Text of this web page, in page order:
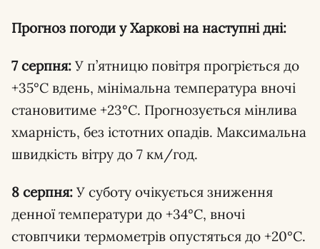
Прогноз погоди у Харкові на наступні дні:
7 серпня: У п’ятницю повітря прогріється до
+35°C вдень, мінімальна температура вночі
становитиме +23°C. Прогнозується мінлива
хмарність, без істотних опадів. Максимальна
швидкість вітру до 7 км/год.
8 серпня: У суботу очікується зниження
денної температури до +34°C, вночі
стовпчики термометрів опустяться до +20°C.